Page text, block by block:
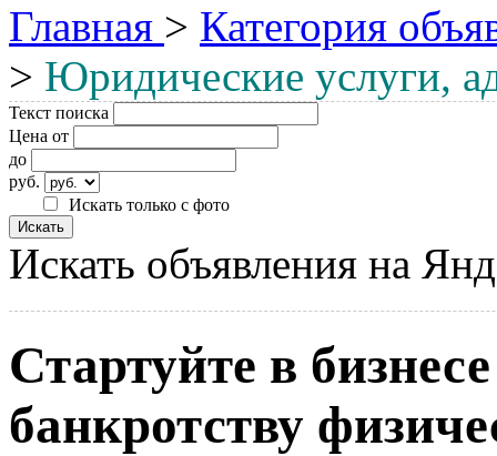
Главная > Категория
> Юридические услуги,
Текст поиска
Цена от
до
руб.
Искать только с фото
Искать объявления на
Стартуйте в
банкротству